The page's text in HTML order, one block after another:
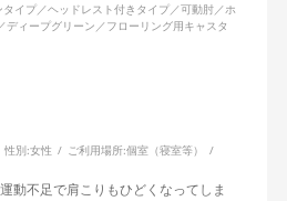
イプ／ヘッドレスト付きタイプ／可動肘／ホ
ディープグリーン／フローリング用キャスタ
性別:女性 ご利用場所:個室（寝室等）
動不足で肩こりもひどくなってしま